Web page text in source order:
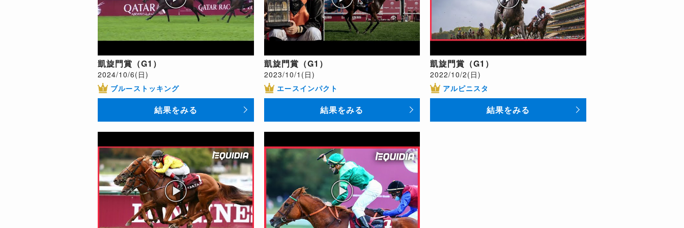
凱旋門賞（G1）
2024/10/6(日)
ブルーストッキング
結果をみる
凱旋門賞（G1）
2023/10/1(日)
エースインパクト
結果をみる
凱旋門賞（G1）
2022/10/2(日)
アルピニスタ
結果をみる